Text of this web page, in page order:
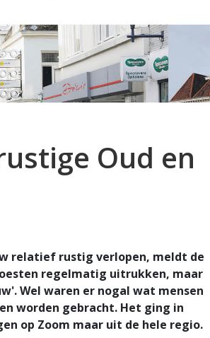
Oud en
relatief rustig verlopen, meldt de
regelmatig uitrukken, maar
Wel waren er nogal wat mensen
worden gebracht. Het ging in
op Zoom maar uit de hele regio.